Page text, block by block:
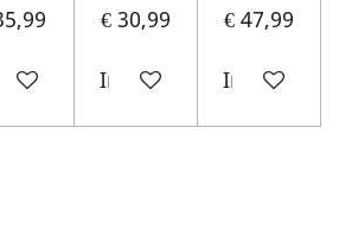
€ 30,99
In winkelwagen
€ 47,99
In